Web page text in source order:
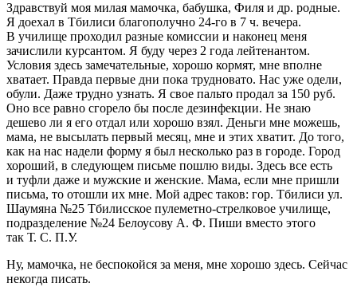
Здравствуй моя милая мамочка, бабушка, Филя и др. родные.
Я доехал в Тбилиси благополучно 24-го в 7 ч. вечера.
В училище проходил разные комиссии и наконец меня
зачислили курсантом. Я буду через 2 года лейтенантом.
Условия здесь замечательные, хорошо кормят, мне вполне
хватает. Правда первые дни пока трудновато. Нас уже одели,
обули. Даже трудно узнать. Я свое пальто продал за 150 руб.
Оно все равно сгорело бы после дезинфекции. Не знаю
дешево ли я его отдал или хорошо взял. Деньги мне можешь,
мама, не высылать первый месяц, мне и этих хватит. До того,
как на нас надели форму я был несколько раз в городе. Город
хороший, в следующем письме пошлю виды. Здесь все есть
и туфли даже и мужские и женские. Мама, если мне пришли
письма, то отошли их мне. Мой адрес таков: гор. Тбилиси ул.
Шаумяна №25 Тбилисское пулеметно-стрелковое училище,
подразделение №24 Белоусову А. Ф. Пиши вместо этого
так Т. С. П.У.
Ну, мамочка, не беспокойся за меня, мне хорошо здесь. Сейчас
некогда писать.